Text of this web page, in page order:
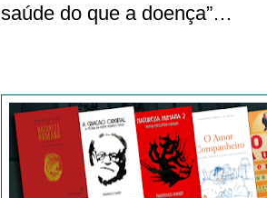
saúde do que a doença”…